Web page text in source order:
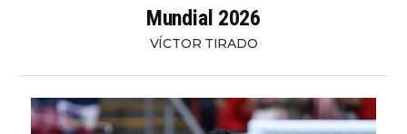
Mundial 2026
VÍCTOR TIRADO